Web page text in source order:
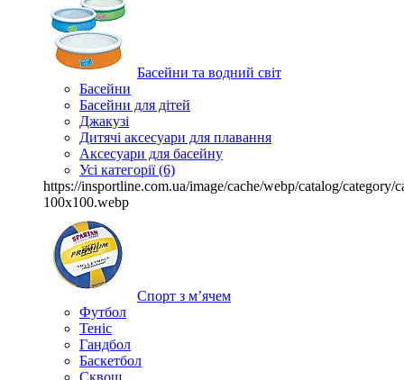
Басейни та водний світ
Басейни
Басейни для дітей
Джакузі
Дитячі аксесуари для плавання
Аксесуари для басейну
Усі категорії (6)
https://insportline.com.ua/image/cache/webp/catalog/category/
100x100.webp
Спорт з м’ячем
Футбол
Теніс
Гандбол
Баскетбол
Сквош